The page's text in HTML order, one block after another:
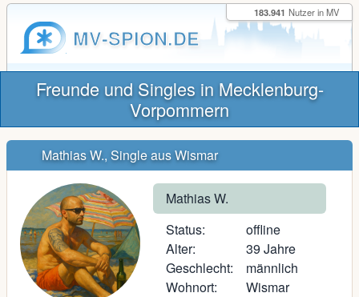
MV-SPION.DE
183.941 Nutzer in MV
Freunde und Singles in Mecklenburg-
Vorpommern
Mathias W., Single aus Wismar
Mathias W.
Status:
offline
Alter:
39 Jahre
Geschlecht:
männlich
Wohnort:
Wismar